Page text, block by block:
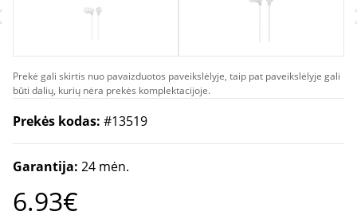
Prekė gali skirtis nuo pavaizduotos paveikslėlyje, taip pat paveikslėlyje gali
būti dalių, kurių nėra prekės komplektacijoje.
Prekės kodas: #13519
Garantija: 24 mėn.
6.93€